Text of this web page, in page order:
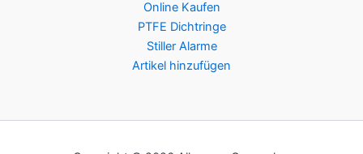
Online Kaufen
PTFE Dichtringe
Stiller Alarme
Artikel hinzufügen